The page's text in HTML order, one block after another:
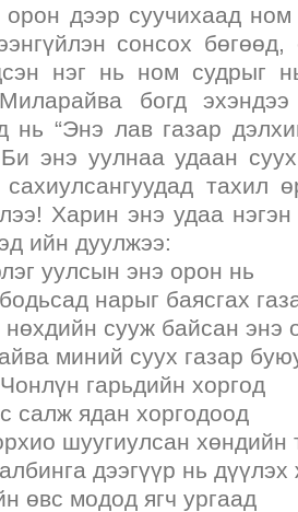
дээр суучихаад
сонсох
нэг нь ном судрыг
богд эхэндээ
нь “Энэ лав газар
энэ уулнаа удаан
тахил
Харин энэ удаа нэгэн
ийн дуулжээ:
уулсын энэ орон нь
нарыг баясгах
сууж байсан энэ
миний суух газар
гарьдийн хоргод
салж ядан хоргодоод
шуугиулсан хөндийн
дээгүүр нь дүүлэх
өвс модод ягч ургаад